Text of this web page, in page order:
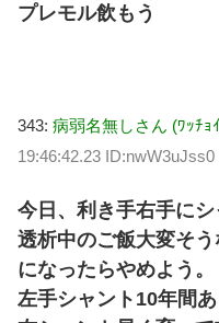
プレモル飲もう
343: 病弱名無しさん (ﾜｯﾁｮ
19:46:42.23 ID:nwW3uJss0
今日、利き手右手にシ
透析中のご飯大変そ
になったらやめよう。
左手シャント10年間あ